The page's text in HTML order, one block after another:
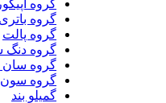
گروه اپیکور و صادق
گروه باتری و کلونل
گروه پالت
گروه دنگ شو
گروه سان دارک باند
گروه سون
گمیلو بند